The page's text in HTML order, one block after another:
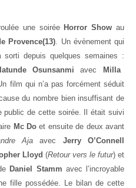
une soirée Horror Show au
Provence(13). Un évènement qui
depuis quelques semaines :
Osunsanmiavec
Milla
film qui n’a pas forcément séduit
du nombre bien insuffisant de
public de cette soirée. Il était suivi
Mc Doet ensuite de deux avant
Aja avec Jerry O’Connell
Lloyd (Retour vers le futur) et
Daniel Stamm avec l’incroyable
fille possédée. Le bilan de cette